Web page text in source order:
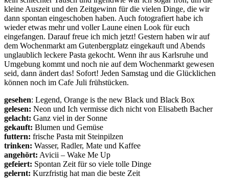
kleine Auszeit und den Zeitgewinn für die vielen Dinge, die wir
dann spontan eingeschoben haben. Auch fotografiert habe ich
wieder etwas mehr und voller Laune einen Look für euch
eingefangen. Darauf freue ich mich jetzt! Gestern haben wir auf
dem Wochenmarkt am Gutenbergplatz eingekauft und Abends
unglaublich leckere Pasta gekocht. Wenn ihr aus Karlsruhe und
Umgebung kommt und noch nie auf dem Wochenmarkt gewesen
seid, dann ändert das! Sofort! Jeden Samstag und die Glücklichen
können noch im Cafe Juli frühstücken.
gesehen: Legend, Orange is the new Black und Black Box
gelesen: Neon und Ich vermisse dich nicht von Elisabeth Bacher
gelacht: Ganz viel in der Sonne
gekauft: Blumen und Gemüse
futtern: frische Pasta mit Steinpilzen
trinken: Wasser, Radler, Mate und Kaffee
angehört: Avicii – Wake Me Up
gefeiert: Spontan Zeit für so viele tolle Dinge
gelernt: Kurzfristig hat man die beste Zeit